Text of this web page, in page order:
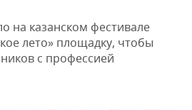
ПФО
на казанском фестивале
лето» площадку, чтобы
с профессией